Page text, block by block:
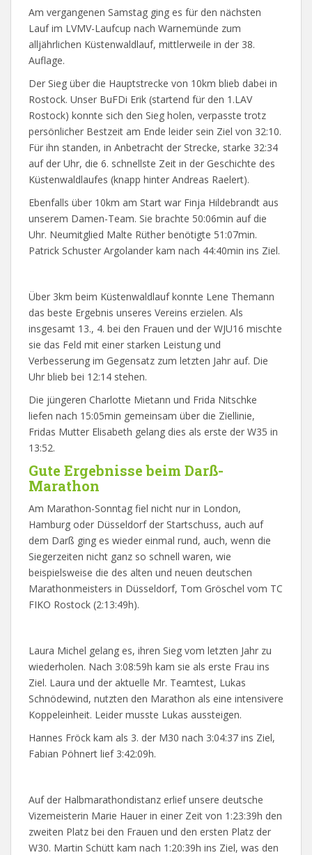
Am vergangenen Samstag ging es für den nächsten
Lauf im LVMV-Laufcup nach Warnemünde zum
alljährlichen Küstenwaldlauf, mittlerweile in der 38.
Auflage.
Der Sieg über die Hauptstrecke von 10km blieb dabei in
Rostock. Unser BuFDi Erik (startend für den 1.LAV
Rostock) konnte sich den Sieg holen, verpasste trotz
persönlicher Bestzeit am Ende leider sein Ziel von 32:10.
Für ihn standen, in Anbetracht der Strecke, starke 32:34
auf der Uhr, die 6. schnellste Zeit in der Geschichte des
Küstenwaldlaufes (knapp hinter Andreas Raelert).
Ebenfalls über 10km am Start war Finja Hildebrandt aus
unserem Damen-Team. Sie brachte 50:06min auf die
Uhr. Neumitglied Malte Rüther benötigte 51:07min.
Patrick Schuster Argolander kam nach 44:40min ins Ziel.
Über 3km beim Küstenwaldlauf konnte Lene Themann
das beste Ergebnis unseres Vereins erzielen. Als
insgesamt 13., 4. bei den Frauen und der WJU16 mischte
sie das Feld mit einer starken Leistung und
Verbesserung im Gegensatz zum letzten Jahr auf. Die
Uhr blieb bei 12:14 stehen.
Die jüngeren Charlotte Mietann und Frida Nitschke
liefen nach 15:05min gemeinsam über die Ziellinie,
Fridas Mutter Elisabeth gelang dies als erste der W35 in
13:52.
Gute Ergebnisse beim Darß-
Marathon
Am Marathon-Sonntag fiel nicht nur in London,
Hamburg oder Düsseldorf der Startschuss, auch auf
dem Darß ging es wieder einmal rund, auch, wenn die
Siegerzeiten nicht ganz so schnell waren, wie
beispielsweise die des alten und neuen deutschen
Marathonmeisters in Düsseldorf, Tom Gröschel vom TC
FIKO Rostock (2:13:49h).
Laura Michel gelang es, ihren Sieg vom letzten Jahr zu
wiederholen. Nach 3:08:59h kam sie als erste Frau ins
Ziel. Laura und der aktuelle Mr. Teamtest, Lukas
Schnödewind, nutzten den Marathon als eine intensivere
Koppeleinheit. Leider musste Lukas aussteigen.
Hannes Fröck kam als 3. der M30 nach 3:04:37 ins Ziel,
Fabian Pöhnert lief 3:42:09h.
Auf der Halbmarathondistanz erlief unsere deutsche
Vizemeisterin Marie Hauer in einer Zeit von 1:23:39h den
zweiten Platz bei den Frauen und den ersten Platz der
W30. Martin Schütt kam nach 1:20:39h ins Ziel, was den